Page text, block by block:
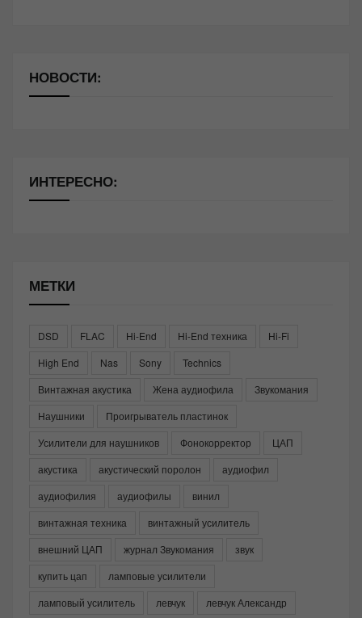
НОВОСТИ:
ИНТЕРЕСНО:
МЕТКИ
DSD FLAC Hi-End Hi-End техника
Hi-Fi
High End
Nas Sony
Technics
Винтажная акустика
Жена аудиофила
Звукомания
Наушники
Проигрыватель пластинок
Усилители для наушников
Фонокорректор
ЦАП
акустика
акустический поролон
аудиофил
аудиофилия
аудиофилы
винил
винтажная техника
винтажный усилитель
внешний ЦАП
журнал Звукомания
звук
купить цап
ламповые усилители
ламповый усилитель
левчук
левчук Александр